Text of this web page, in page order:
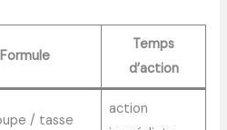
Formule
Temps
d’action
/ tasse
action